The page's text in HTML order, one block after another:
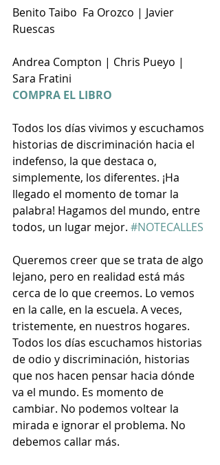
Benito Taibo  Fa Orozco | Javier
Ruescas
Andrea Compton | Chris Pueyo |
Sara Fratini
COMPRA EL LIBRO
Todos los días vivimos y escuchamos
historias de discriminación hacia el
indefenso, la que destaca o,
simplemente, los diferentes. ¡Ha
llegado el momento de tomar la
palabra! Hagamos del mundo, entre
todos, un lugar mejor. #NOTECALLES
Queremos creer que se trata de algo
lejano, pero en realidad está más
cerca de lo que creemos. Lo vemos
en la calle, en la escuela. A veces,
tristemente, en nuestros hogares.
Todos los días escuchamos historias
de odio y discriminación, historias
que nos hacen pensar hacia dónde
va el mundo. Es momento de
cambiar. No podemos voltear la
mirada e ignorar el problema. No
debemos callar más.